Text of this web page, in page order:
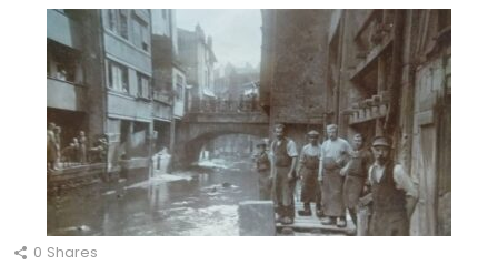
0 Shares